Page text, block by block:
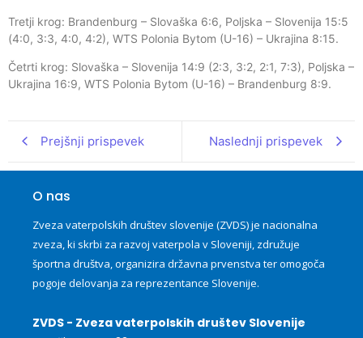
Tretji krog: Brandenburg – Slovaška 6:6, Poljska – Slovenija 15:5
(4:0, 3:3, 4:0, 4:2), WTS Polonia Bytom (U-16) – Ukrajina 8:15.
Četrti krog: Slovaška – Slovenija 14:9 (2:3, 3:2, 2:1, 7:3), Poljska –
Ukrajina 16:9, WTS Polonia Bytom (U-16) – Brandenburg 8:9.
Prejšnji prispevek Naslednji prispevek
O nas
Zveza vaterpolskih društev slovenije (ZVDS) je nacionalna
zveza, ki skrbi za razvoj vaterpola v Sloveniji, združuje
športna društva, organizira državna prvenstva ter omogoča
pogoje delovanja za reprezentance Slovenije.
ZVDS - Zveza vaterpolskih društev Slovenije